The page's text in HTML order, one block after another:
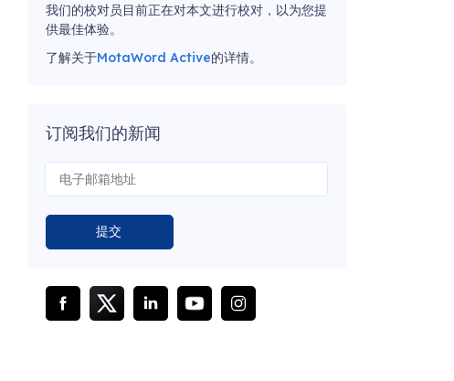
我们的校对员目前正在对本文进行校对，以为您提
供最佳体验。
了解关于MotaWord Active的详情。
订阅我们的新闻
提交